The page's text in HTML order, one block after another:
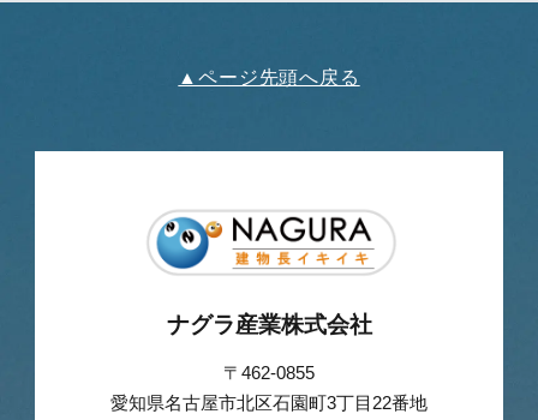
▲ページ先頭へ戻る
ナグラ産業株式会社
〒462-0855
愛知県名古屋市北区石園町3丁目22番地